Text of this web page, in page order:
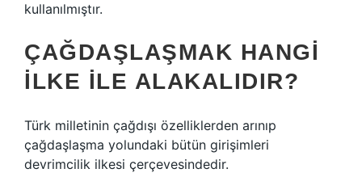
kullanılmıştır.
ÇAĞDAŞLAŞMAK HANGI
ILKE ILE ALAKALIDIR?
Türk milletinin çağdışı özelliklerden arınıp
çağdaşlaşma yolundaki bütün girişimleri
devrimcilik ilkesi çerçevesindedir.